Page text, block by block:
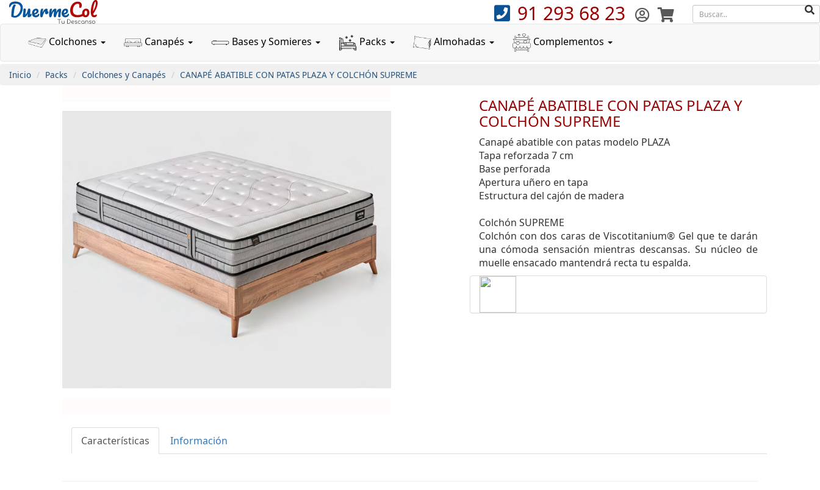
91 293 68 23
Colchones Canapés Bases y Somieres Packs Almohadas Complementos
Inicio Packs Colchones y Canapés CANAPÉ ABATIBLE CON PATAS PLAZA Y COLCHÓN SUPREME
CANAPÉ ABATIBLE CON PATAS PLAZA Y
COLCHÓN SUPREME
Canapé abatible con patas modelo PLAZA
Tapa reforzada 7 cm
Base perforada
Apertura uñero en tapa
Estructura del cajón de madera
Colchón SUPREME
Colchón con dos caras de Viscotitanium® Gel que te darán
una cómoda sensación mientras descansas. Su núcleo de
muelle ensacado mantendrá recta tu espalda.
Características Información